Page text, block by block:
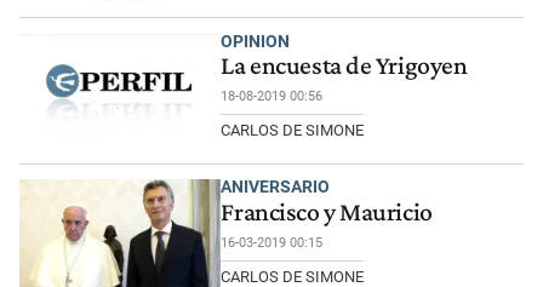
OPINION
La encuesta de Yrigoyen
18-08-2019 00:56
CARLOS DE SIMONE
ANIVERSARIO
Francisco y Mauricio
16-03-2019 00:15
CARLOS DE SIMONE